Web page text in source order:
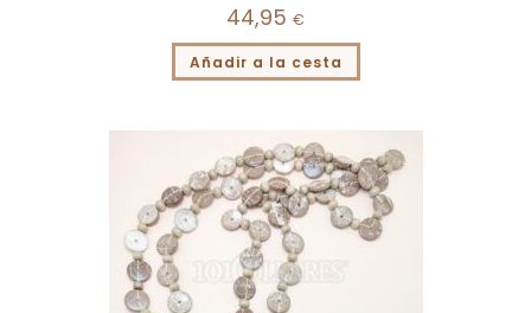
44,95 €
Añadir a la cesta